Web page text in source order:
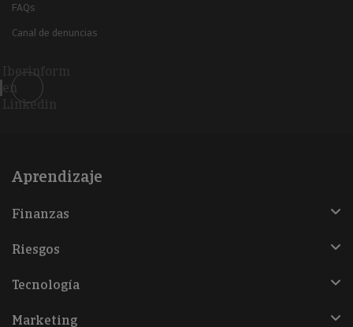
FAQs
Canal de denuncias
Iberinform
en
Linkedin
Aprendizaje
Finanzas
Riesgos
Tecnología
Marketing